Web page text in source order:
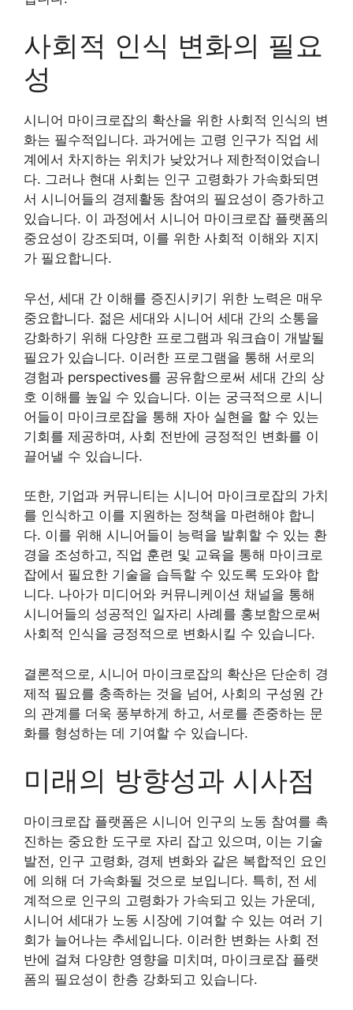
사회적 인식 변화의 필요
성
시니어 마이크로잡의 확산을 위한 사회적 인식의 변
화는 필수적입니다. 과거에는 고령 인구가 직업 세
계에서 차지하는 위치가 낮았거나 제한적이었습니
다. 그러나 현대 사회는 인구 고령화가 가속화되면
서 시니어들의 경제활동 참여의 필요성이 증가하고
있습니다. 이 과정에서 시니어 마이크로잡 플랫폼의
중요성이 강조되며, 이를 위한 사회적 이해와 지지
가 필요합니다.
우선, 세대 간 이해를 증진시키기 위한 노력은 매우
중요합니다. 젊은 세대와 시니어 세대 간의 소통을
강화하기 위해 다양한 프로그램과 워크숍이 개발될
필요가 있습니다. 이러한 프로그램을 통해 서로의
경험과 perspectives를 공유함으로써 세대 간의 상
호 이해를 높일 수 있습니다. 이는 궁극적으로 시니
어들이 마이크로잡을 통해 자아 실현을 할 수 있는
기회를 제공하며, 사회 전반에 긍정적인 변화를 이
끌어낼 수 있습니다.
또한, 기업과 커뮤니티는 시니어 마이크로잡의 가치
를 인식하고 이를 지원하는 정책을 마련해야 합니
다. 이를 위해 시니어들이 능력을 발휘할 수 있는 환
경을 조성하고, 직업 훈련 및 교육을 통해 마이크로
잡에서 필요한 기술을 습득할 수 있도록 도와야 합
니다. 나아가 미디어와 커뮤니케이션 채널을 통해
시니어들의 성공적인 일자리 사례를 홍보함으로써
사회적 인식을 긍정적으로 변화시킬 수 있습니다.
결론적으로, 시니어 마이크로잡의 확산은 단순히 경
제적 필요를 충족하는 것을 넘어, 사회의 구성원 간
의 관계를 더욱 풍부하게 하고, 서로를 존중하는 문
화를 형성하는 데 기여할 수 있습니다.
미래의 방향성과 시사점
마이크로잡 플랫폼은 시니어 인구의 노동 참여를 촉
진하는 중요한 도구로 자리 잡고 있으며, 이는 기술
발전, 인구 고령화, 경제 변화와 같은 복합적인 요인
에 의해 더 가속화될 것으로 보입니다. 특히, 전 세
계적으로 인구의 고령화가 가속되고 있는 가운데,
시니어 세대가 노동 시장에 기여할 수 있는 여러 기
회가 늘어나는 추세입니다. 이러한 변화는 사회 전
반에 걸쳐 다양한 영향을 미치며, 마이크로잡 플랫
폼의 필요성이 한층 강화되고 있습니다.